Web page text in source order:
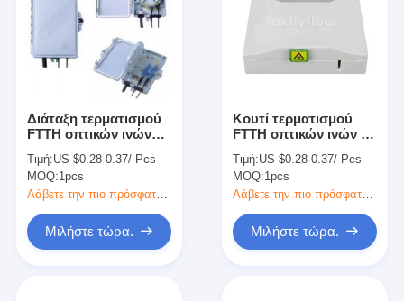
Διάταξη τερματισμού
FTTH οπτικών ινών
εξωτερική και
εσωτερική χρήση
Τιμή:US $0.28-0.37/ Pcs
MOQ:1pcs
Λάβετε την πιο πρόσφατη τιμή
Μιλήστε τώρα.
Κουτί τερματισμού
FTTH οπτικών ινών με
θύρας για καλώδιο
επικάλυψης
Τιμή:US $0.28-0.37/ Pcs
MOQ:1pcs
Μιλήστε τώρα.